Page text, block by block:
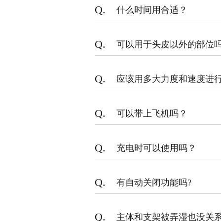
Q. 什么时间⽤合适？
Q. 可以⽤于头⽪以外的部位
Q. 应该用多大力度和速度进
Q. 可以带上飞机吗？
Q. 充电时可以使⽤吗？
Q. 有自动关闭功能吗?
Q. 主体和支架被弄湿也没关